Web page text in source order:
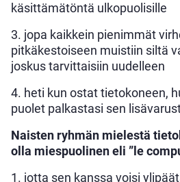
käsittämätöntä ulkopuolisille
3. jopa kaikkein pienimmät
pitkäkestoiseen muistiin siltä
joskus tarvittaisiin uudelleen
4. heti kun ostat tietokoneen,
puolet palkastasi sen
Naisten ryhmän mielestä
olla miespuolinen eli ”le
1. jotta sen kanssa voisi